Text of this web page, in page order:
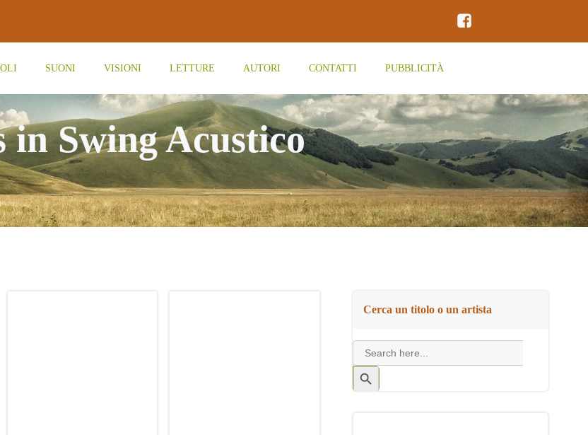
SUONI VISIONI LETTURE AUTORI CONTATTI PUBBLICITÀ
in Swing Acustico
Cerca un titolo o un artista
Search
for:
Search
Button